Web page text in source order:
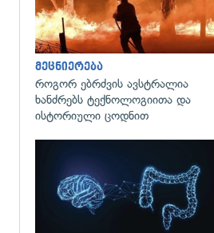
მეცნიერება
როგორ ებრძვის ავსტრალია
ხანძრებს ტექნოლოგიითა და
ისტორიული ცოდნით